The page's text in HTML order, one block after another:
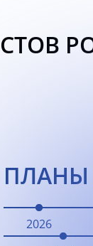
ПЛАНЫ
2026